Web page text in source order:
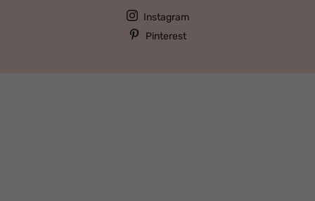
Instagram
Pinterest